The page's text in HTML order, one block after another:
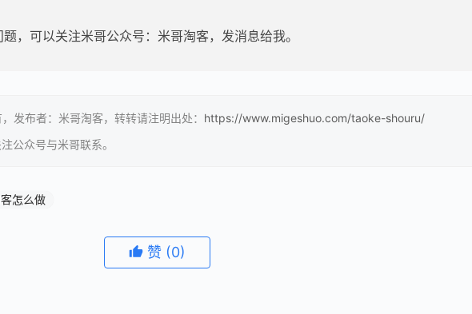
，可以关注米哥公众号：米哥淘客，发消息给我。
发布者：米哥淘客，转转请注明出处： https://www.migeshuo.com/taoke-shouru/
公众号与米哥联系。
怎么做
赞 (0)